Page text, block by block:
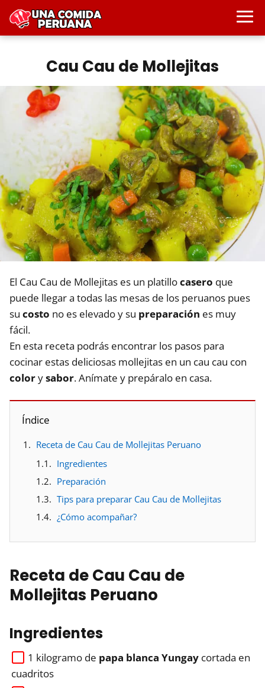
Cau Cau de Mollejitas
El Cau Cau de Mollejitas es un platillocasero que
puede llegar a todas las mesas de los peruanos pues
su costo no es elevado y su preparación es muy
fácil.
En esta receta podrás encontrar los pasos para
cocinar estas deliciosas mollejitas en un cau cau con
colorysabor. Anímate y prepáralo en casa.
Índice
Receta de Cau Cau de Mollejitas Peruano
Ingredientes
Preparación
Tips para preparar Cau Cau de Mollejitas
¿Cómo acompañar?
Receta de Cau Cau de
Mollejitas Peruano
Ingredientes
1 kilogramo de papa blanca Yungay cortada en
cuadritos